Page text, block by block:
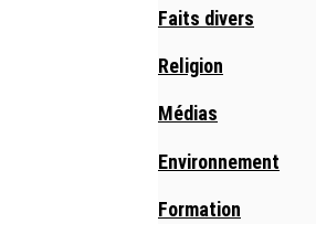
Faits divers
Religion
Médias
Environnement
Formation